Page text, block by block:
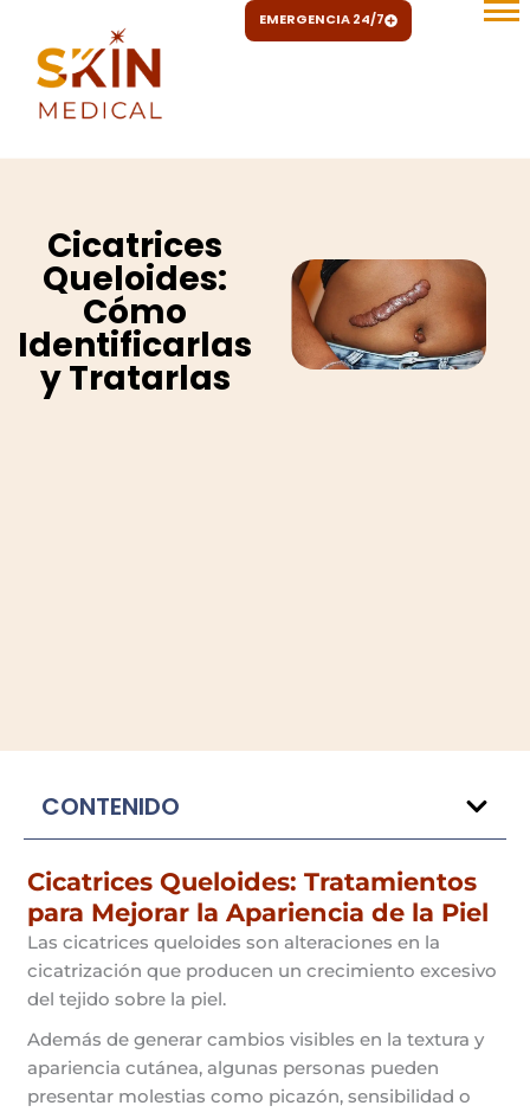
contenido
EMERGENCIA 24/7
Cicatrices
Queloides:
Cómo
Identificarlas
y Tratarlas
CONTENIDO
Cicatrices Queloides: Tratamientos
para Mejorar la Apariencia de la Piel
Las cicatrices queloides son alteraciones en la
cicatrización que producen un crecimiento excesivo
del tejido sobre la piel.
Además de generar cambios visibles en la textura y
apariencia cutánea, algunas personas pueden
presentar molestias como picazón, sensibilidad o